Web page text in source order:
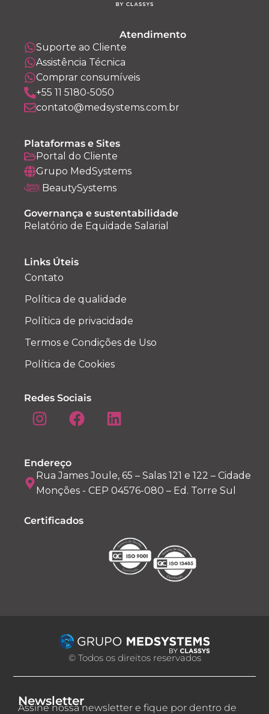
Atendimento
Suporte ao Cliente
Assistência Técnica
Comprar consumíveis
+55 11 5180-5050
contato@medsystems.com.br
Plataformas e Sites
Portal do Cliente
Grupo MedSystems
BeautySystems
Governança e sustentabilidade
Relatório de Equidade Salarial
Links Úteis
Contato
Política de qualidade
Política de privacidade
Termos e Condições de Uso
Política de Cookies
Redes Sociais
Endereço
Rua James Joule, 65 – Salas 121 e 122 – Cidade
Monções - CEP 04576-080 – Ed. Torre Sul
Certificados
© Todos os direitos reservados
Newsletter
Assine nossa newsletter e fique por dentro de